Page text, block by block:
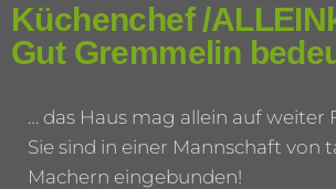
Küchenchef /
Gut Gremmelin
… das Haus mag allein auf weiter
Sie sind in einer Mannschaft von
Machern eingebunden!